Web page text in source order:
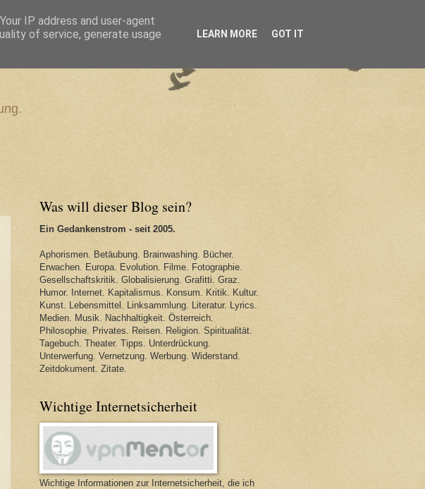
Was will dieser Blog sein?
Ein Gedankenstrom - seit 2005.
Aphorismen. Betäubung. Brainwashing. Bücher.
Erwachen. Europa. Evolution. Filme. Fotographie.
Gesellschaftskritik. Globalisierung. Grafitti. Graz.
Humor. Internet. Kapitalismus. Konsum. Kritik. Kultur.
Kunst. Lebensmittel. Linksammlung. Literatur. Lyrics.
Medien. Musik. Nachhaltigkeit. Österreich.
Philosophie. Privates. Reisen. Religion. Spiritualität.
Tagebuch. Theater. Tipps. Unterdrückung.
Unterwerfung. Vernetzung. Werbung. Widerstand.
Zeitdokument. Zitate.
Wichtige Internetsicherheit
Wichtige Informationen zur Internetsicherheit, die ich
IP address and user-agent
of service, generate usage
LEARN MORE GOT IT